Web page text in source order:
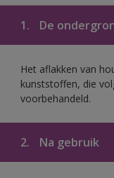
1. De
Het aflakken van
kunststoffen, die
voorbehandeld.
2. Na gebruik